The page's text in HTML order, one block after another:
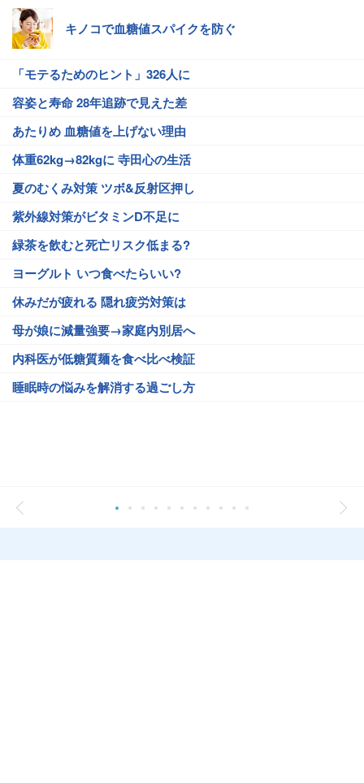
キノコで血糖値スパイクを防ぐ
「モテるためのヒント」326人に
容姿と寿命 28年追跡で見えた差
あたりめ 血糖値を上げない理由
体重62kg→82kgに 寺田心の生活
夏のむくみ対策 ツボ&反射区押し
紫外線対策がビタミンD不足に
緑茶を飲むと死亡リスク低まる?
ヨーグルト いつ食べたらいい?
休みだが疲れる 隠れ疲労対策は
母が娘に減量強要→家庭内別居へ
内科医が低糖質麺を食べ比べ検証
睡眠時の悩みを解消する過ごし方